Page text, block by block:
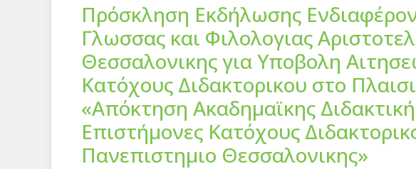
Πρόσκληση Εκδήλωσης
Γλωσσας και Φιλολογιας
Θεσσαλονικης για Υποβολη
Κατόχους Διδακτορικου στο
«Απόκτηση Ακαδημαϊκης
Επιστήμονες Κατόχους
Πανεπιστημιο Θεσσαλονικης»